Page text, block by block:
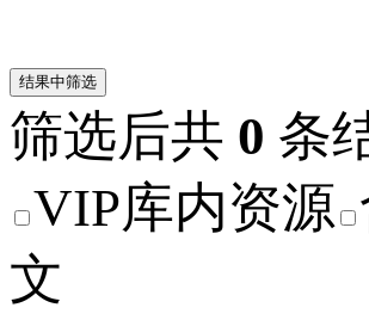
结果中筛选
筛选后共 0 条
VIP库内资源
文